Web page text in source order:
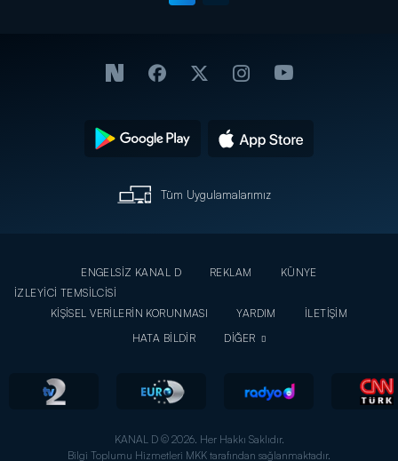
Tüm Uygulamalarımız
ENGELSİZ KANAL D REKLAM
KÜNYE
İZLEYİCİ TEMSİLCİSİ
KİŞİSEL VERİLERİN KORUNMASI
YARDIM
İLETİŞİM
HATA BİLDİR
DİĞER
KANAL D © 2026. Her Hakkı Saklıdır.
Bilgi Toplumu Hizmetleri MKK tarafından sağlanmaktadır.